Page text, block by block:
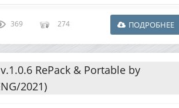
369 274 ПОДРОБНЕЕ
RePack & Portable by
2021)